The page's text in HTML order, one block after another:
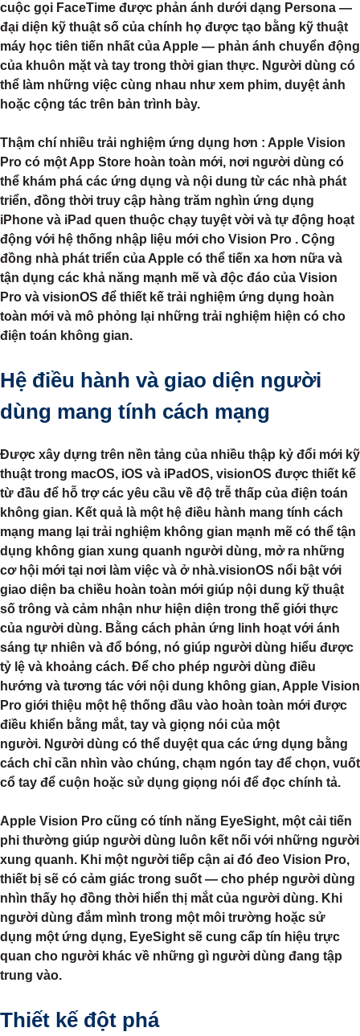
cuộc gọi FaceTime được phản ánh dưới dạng Persona —
đại diện kỹ thuật số của chính họ được tạo bằng kỹ thuật
máy học tiên tiến nhất của Apple — phản ánh chuyển động
của khuôn mặt và tay trong thời gian thực. Người dùng có
thể làm những việc cùng nhau như xem phim, duyệt ảnh
hoặc cộng tác trên bản trình bày.
Thậm chí nhiều trải nghiệm ứng dụng hơn : Apple Vision
Pro có một App Store hoàn toàn mới, nơi người dùng có
thể khám phá các ứng dụng và nội dung từ các nhà phát
triển, đồng thời truy cập hàng trăm nghìn ứng dụng
iPhone và iPad quen thuộc chạy tuyệt vời và tự động hoạt
động với hệ thống nhập liệu mới cho Vision Pro . Cộng
đồng nhà phát triển của Apple có thể tiến xa hơn nữa và
tận dụng các khả năng mạnh mẽ và độc đáo của Vision
Pro và visionOS để thiết kế trải nghiệm ứng dụng hoàn
toàn mới và mô phỏng lại những trải nghiệm hiện có cho
điện toán không gian.
Hệ điều hành và giao diện người
dùng mang tính cách mạng
Được xây dựng trên nền tảng của nhiều thập kỷ đổi mới kỹ
thuật trong macOS, iOS và iPadOS, visionOS được thiết kế
từ đầu để hỗ trợ các yêu cầu về độ trễ thấp của điện toán
không gian. Kết quả là một hệ điều hành mang tính cách
mạng mang lại trải nghiệm không gian mạnh mẽ có thể tận
dụng không gian xung quanh người dùng, mở ra những
cơ hội mới tại nơi làm việc và ở nhà.visionOS nổi bật với
giao diện ba chiều hoàn toàn mới giúp nội dung kỹ thuật
số trông và cảm nhận như hiện diện trong thế giới thực
của người dùng. Bằng cách phản ứng linh hoạt với ánh
sáng tự nhiên và đổ bóng, nó giúp người dùng hiểu được
tỷ lệ và khoảng cách. Để cho phép người dùng điều
hướng và tương tác với nội dung không gian, Apple Vision
Pro giới thiệu một hệ thống đầu vào hoàn toàn mới được
điều khiển bằng mắt, tay và giọng nói của một
người. Người dùng có thể duyệt qua các ứng dụng bằng
cách chỉ cần nhìn vào chúng, chạm ngón tay để chọn, vuốt
cổ tay để cuộn hoặc sử dụng giọng nói để đọc chính tả.
Apple Vision Pro cũng có tính năng EyeSight, một cải tiến
phi thường giúp người dùng luôn kết nối với những người
xung quanh. Khi một người tiếp cận ai đó đeo Vision Pro,
thiết bị sẽ có cảm giác trong suốt — cho phép người dùng
nhìn thấy họ đồng thời hiển thị mắt của người dùng. Khi
người dùng đắm mình trong một môi trường hoặc sử
dụng một ứng dụng, EyeSight sẽ cung cấp tín hiệu trực
quan cho người khác về những gì người dùng đang tập
trung vào.
Thiết kế đột phá